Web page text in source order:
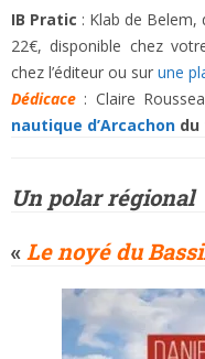
IB Pratic : Klab de Belem,
22€, disponible chez
chez l’éditeur ou surune
Dédicace : Claire
nautique d’Arcachondu
Un polar régional
« Le noyé du